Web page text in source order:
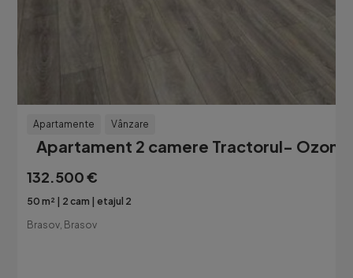
Apartamente Vânzare
Apartament 2 camere Tractorul-
132.500 €
50 m² 2 cam
etajul 2
Brasov, Brasov